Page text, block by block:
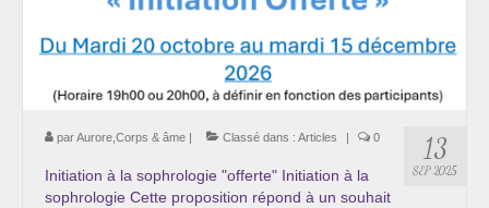
Soins énergétiques en Bioénergie et Reiki
Accompagnement thérapeutique
Chemin de libération et d’expression de soi »
Cœur de Femme »
13
SEP 2025
parAurore,Corps & âme Classé dans : Articles 0
Initiation à la sophrologie "offerte" Initiation à la
sophrologie Cette proposition répond à un souhait